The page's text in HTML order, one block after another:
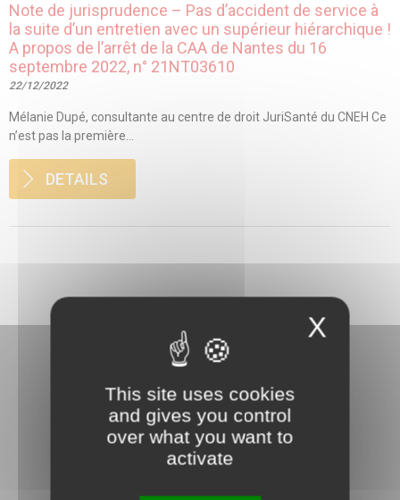
Note de jurisprudence – Pas d’accident de service à
la suite d’un entretien avec un supérieur hiérarchique !
A propos de l’arrêt de la CAA de Nantes du 16
septembre 2022, n° 21NT03610
22/12/2022
Mélanie Dupé, consultante au centre de droit JuriSanté du CNEH Ce
n’est pas la première...
DETAILS
3 rue Danton
92240 Malakoff
X
This site uses cookies
and gives you control
over what you want to
activate